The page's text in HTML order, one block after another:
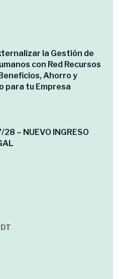
la Gestión de
con Red Recursos
Ahorro y
para tu Empresa
28 – NUEVO INGRESO